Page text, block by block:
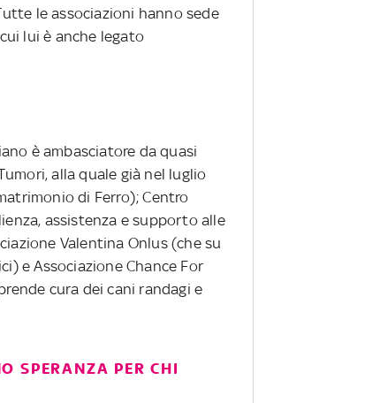
le associazioni hanno sede
lui è anche legato
è ambasciatore da quasi
alla quale già nel luglio
di Ferro); Centro
assistenza e supporto alle
Valentina Onlus (che su
e Associazione Chance For
cura dei cani randagi e
SPERANZA PER CHI